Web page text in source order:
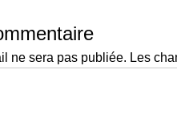
ne sera pas publiée. Les